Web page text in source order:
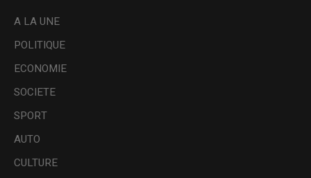
A LA UNE
POLITIQUE
ECONOMIE
SOCIETE
SPORT
AUTO
CULTURE